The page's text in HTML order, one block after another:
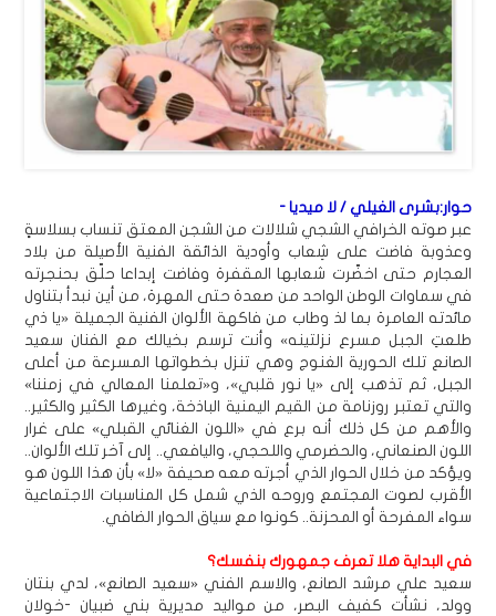
حوار:بشرى الغيلي / لا ميديا -
عبر صوته الخرافي الشجي شلالات من الشجن المعتق تنساب بسلاسةٍ
وعذوبة فاضت على شِعاب وأودية الذائقة الفنية الأصيلة من بلاد
العجارم حتى اخضّرت شعابها المقفرة وفاضت إبداعا حلّق بحنجرته
في سماوات الوطن الواحد من صعدة حتى المهرة، من أين نبدأ بتناول
مائدته العامرة بما لذ وطاب من فاكهة الألوان الفنية الجميلة «يا ذي
طلعتِ الجبل مسرع نزلتينه» وأنت ترسم بخيالك مع الفنان سعيد
الصانع تلك الحورية الغنوج وهي تنزل بخطواتها المسرعة من أعلى
الجبل، ثم تذهب إلى «يا نور قلبي»، و«تعلمنا المعالي في زمننا»
والتي تعتبر روزنامة من القيم اليمنية الباذخة، وغيرها الكثير والكثير..
والأهم من كل ذلك أنه برع في «اللون الغنائي القبلي» على غرار
اللون الصنعاني، والحضرمي واللحجي، واليافعي.. إلى آخر تلك الألوان..
ويؤكد من خلال الحوار الذي أجرته معه صحيفة «لا» بأن هذا اللون هو
الأقرب لصوت المجتمع وروحه الذي شمل كل المناسبات الاجتماعية
سواء المفرحة أو المحزنة.. كونوا مع سياق الحوار الضافي.
في البداية هلا تعرف جمهورك بنفسك؟
سعيد علي مرشد الصانع، والاسم الفني «سعيد الصانع»، لدي بنتان
وولد، نشأت كفيف البصر، من مواليد مديرية بني ضبيان -خولان